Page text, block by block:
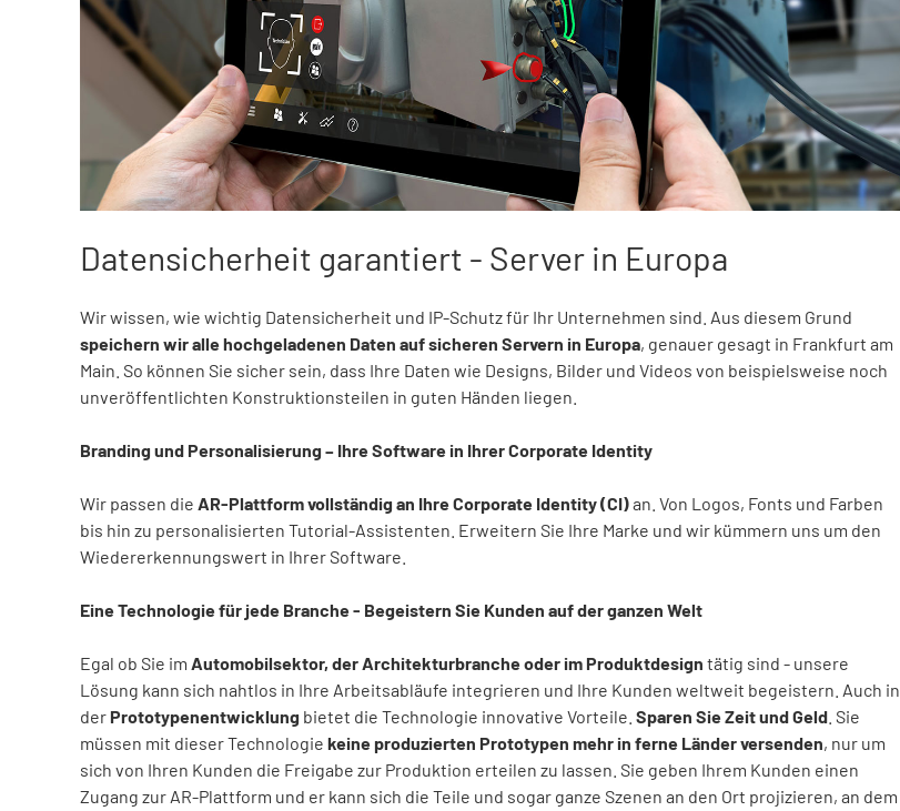
Datensicherheit garantiert - Server in Europa
Wir wissen, wie wichtig Datensicherheit und IP-Schutz für Ihr Unternehmen sind. Aus diesem Grund
speichern wir alle hochgeladenen Daten auf sicheren Servern in Europa, genauer gesagt in Frankfurt am
Main. So können Sie sicher sein, dass Ihre Daten wie Designs, Bilder und Videos von beispielsweise noch
unveröffentlichten Konstruktionsteilen in guten Händen liegen.
Branding und Personalisierung – Ihre Software in Ihrer Corporate Identity
Wir passen die AR-Plattform vollständig an Ihre Corporate Identity (CI)an. Von Logos, Fonts und Farben
bis hin zu personalisierten Tutorial-Assistenten. Erweitern Sie Ihre Marke und wir kümmern uns um den
Wiedererkennungswert in Ihrer Software.
Eine Technologie für jede Branche - Begeistern Sie Kunden auf der ganzen Welt
Egal ob Sie im Automobilsektor, der Architekturbranche oder im Produktdesign tätig sind - unsere
Lösung kann sich nahtlos in Ihre Arbeitsabläufe integrieren und Ihre Kunden weltweit begeistern. Auch in
der Prototypenentwicklung bietet die Technologie innovative Vorteile. Sparen Sie Zeit und Geld . Sie
müssen mit dieser Technologie keine produzierten Prototypen mehr in ferne Länder versenden, nur um
sich von Ihren Kunden die Freigabe zur Produktion erteilen zu lassen. Sie geben Ihrem Kunden einen
Zugang zur AR-Plattform und er kann sich die Teile und sogar ganze Szenen an den Ort projizieren, an dem